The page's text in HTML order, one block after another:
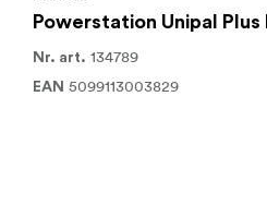
Powerstation Unipal Plus II
Nr. art. 134789
EAN 5099113003829